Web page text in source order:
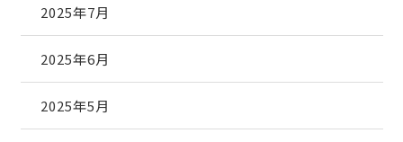
2025年7月
2025年6月
2025年5月